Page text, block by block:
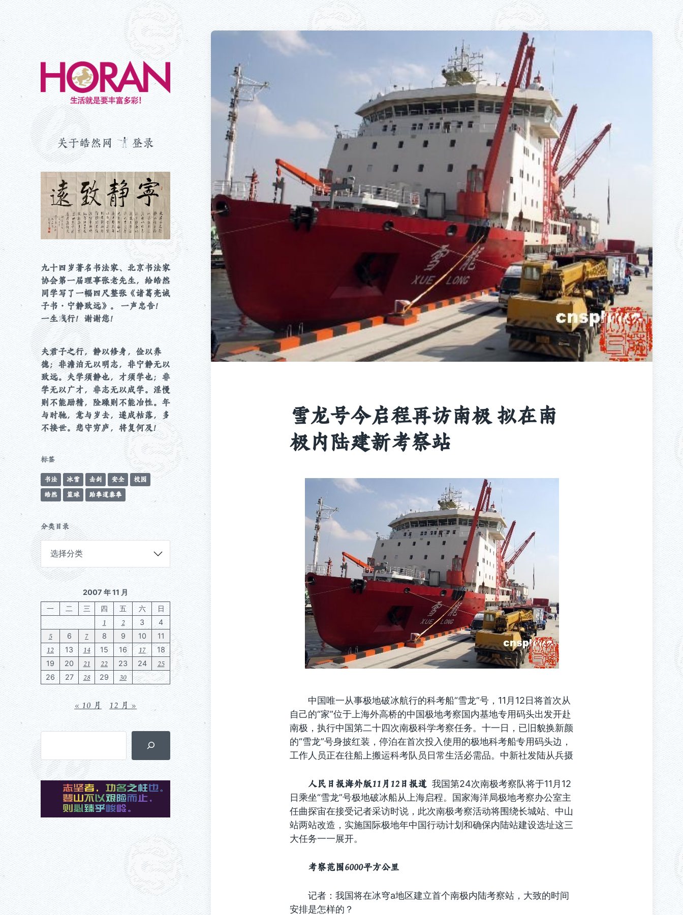
生活就是要丰富多彩！
关于皓然网 登录
九十四岁著名书法家、北京书法家
协会第一届理事张老先生，给皓然
同学写了一幅四尺整张《诸葛亮诫
子书・宁静致远》。 一声忠告！
一生践行！谢谢您！
夫君子之行，静以修身，俭以养
德；非澹泊无以明志，非宁静无以
致远。夫学须静也，才须学也；非
学无以广才，非志无以成学。淫慢
则不能励精，险躁则不能冶性。年
与时驰，意与岁去，遂成枯落，多
不接世。悲守穷庐，将复何及！
标签
书法 冰雪 击剑 安全
校园
皓然
篮球 跆拳道泰拳
分类目录
分
类
目
录
2007 年 11 月
一
二 三 四 五 六 日
1 2 3 4
5 6 7 8 9 10 11
12 13 14 15 16 17
18
19
20 21 22 23 24 25
26 27 28 29 30
« 10 月 12 月 »
雪龙号今启程再访南极 拟在南
极内陆建新考察站
中国唯一从事极地破冰航行的科考船“雪龙”号，11月12日将首次从
自己的“家”位于上海外高桥的中国极地考察国内基地专用码头出发开赴
南极，执行中国第二十四次南极科学考察任务。十一日，已旧貌换新颜
的“雪龙”号身披红装，停泊在首次投入使用的极地科考船专用码头边，
工作人员正在往船上搬运科考队员日常生活必需品。中新社发陆从兵摄
人民日报海外版11月12日报道我国第24次南极考察队将于11月12
日乘坐“雪龙”号极地破冰船从上海启程。国家海洋局极地考察办公室主
任曲探宙在接受记者采访时说，此次南极考察活动将围绕长城站、中山
站两站改造，实施国际极地年中国行动计划和确保内陆站建设选址这三
大任务一一展开。
考察范围6000平方公里
记者：我国将在冰穹a地区建立首个南极内陆考察站，大致的时间
安排是怎样的？